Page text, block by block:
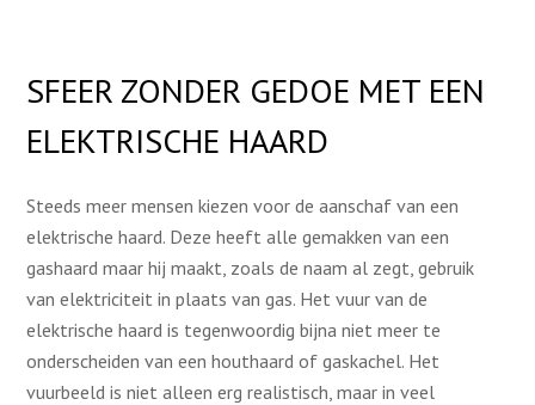
SFEER ZONDER GEDOE MET EEN
ELEKTRISCHE HAARD
Steeds meer mensen kiezen voor de aanschaf van een
elektrische haard. Deze heeft alle gemakken van een
gashaard maar hij maakt, zoals de naam al zegt, gebruik
van elektriciteit in plaats van gas. Het vuur van de
elektrische haard is tegenwoordig bijna niet meer te
onderscheiden van een houthaard of gaskachel. Het
vuurbeeld is niet alleen erg realistisch, maar in veel